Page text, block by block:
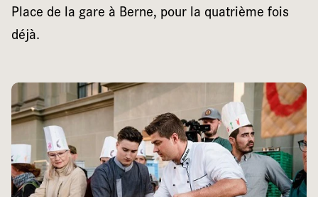
Place de la gare à Berne, pour la quatrième fois
déjà.